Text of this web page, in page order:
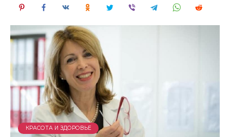
КРАСОТА И ЗДОРОВЬЕ